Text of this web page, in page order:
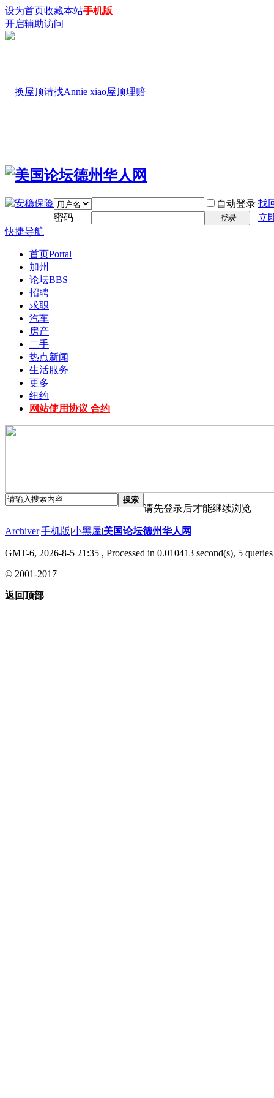
设为首页收藏本站手机版
开启辅助访问
自动登录 找
密码
登录
立
快捷导航
首页Portal
加州
论坛BBS
招聘
求职
汽车
房产
二手
热点新闻
生活服务
更多
纽约
网站使用协议 合约
搜索
请先登录后才能继续浏览
Archiver|手机版|小黑屋|美国论坛德州华人网
GMT-6, 2026-8-5 21:35 , Processed in 0.010413 second(s), 5
© 2001-2017
返回顶部